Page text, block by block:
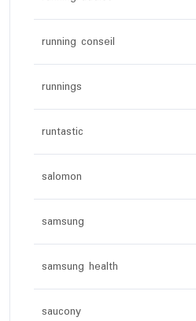
running conseil
runnings
runtastic
salomon
samsung
samsung health
saucony